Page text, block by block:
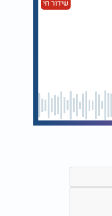
שידור חי